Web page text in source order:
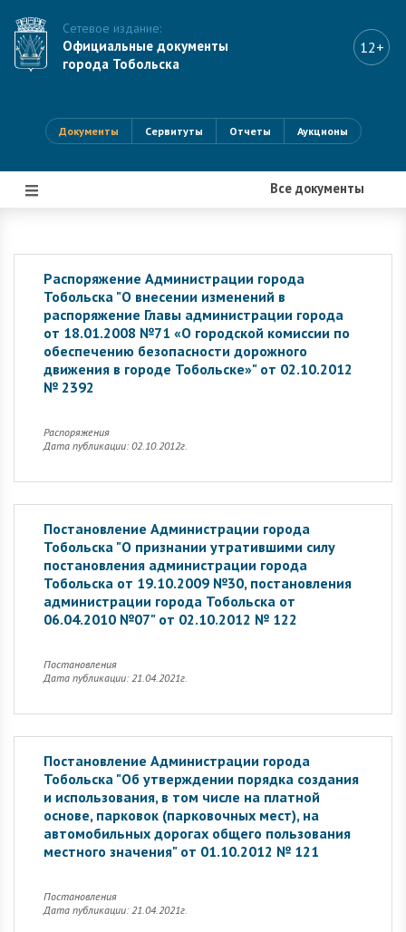
Сетевое издание:
Официальные документы
города Тобольска
12+
Документы Сервитуты Отчеты Аукционы
Все документы
|||
Распоряжение Администрации города
Тобольска "О внесении изменений в
распоряжение Главы администрации города
от 18.01.2008 №71 «О городской комиссии по
обеспечению безопасности дорожного
движения в городе Тобольске»" от 02.10.2012
№ 2392
Распоряжения
Дата публикации: 02.10.2012г.
Постановление Администрации города
Тобольска "О признании утратившими силу
постановления администрации города
Тобольска от 19.10.2009 №30, постановления
администрации города Тобольска от
06.04.2010 №07" от 02.10.2012 № 122
Постановления
Дата публикации: 21.04.2021г.
Постановление Администрации города
Тобольска "Об утверждении порядка создания
и использования, в том числе на платной
основе, парковок (парковочных мест), на
автомобильных дорогах общего пользования
местного значения" от 01.10.2012 № 121
Постановления
Дата публикации: 21.04.2021г.